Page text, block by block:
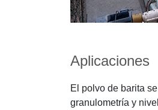
Aplicaciones
El polvo de barita
granulometría y